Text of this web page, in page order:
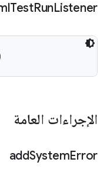
TestRunListener
الإجراءات العامة
addSystemError